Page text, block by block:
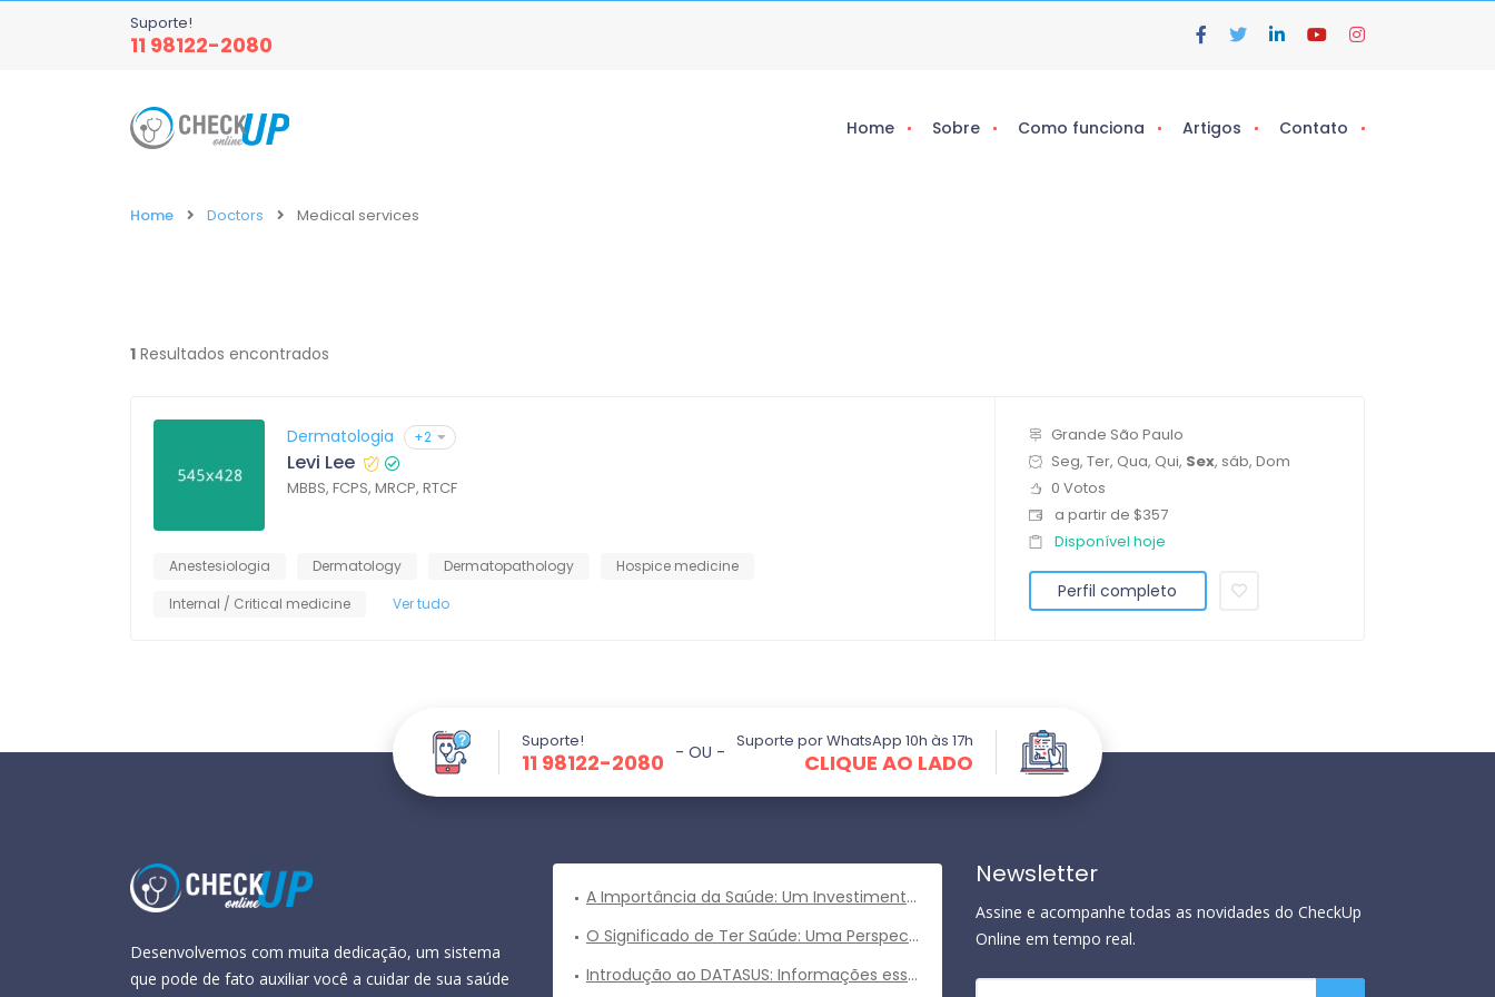
Suporte!
11 98122-2080
Home Sobre Como funciona Artigos Contato
Home Doctors Medical services
1 Resultados encontrados
Dermatologia +2
Levi Lee
MBBS, FCPS, MRCP, RTCF
Anestesiologia Dermatology Dermatopathology
Hospice medicine
Internal / Critical medicine
Ver tudo
Grande São Paulo
Seg, Ter, Qua, Qui, Sex, sáb, Dom
0 Votos
a partir de $357
Disponível hoje
Perfil completo
Suporte!
11 98122-2080
Suporte por WhatsApp 10h às 17h
CLIQUE AO LADO
- OU -
Desenvolvemos com muita dedicação, um sistema
que pode de fato auxiliar você a cuidar de sua saúde
A Importância da Saúde: Um Investimento Valioso para uma Vida Plena
O Significado de Ter Saúde: Uma Perspectiva Abrangente
Introdução ao DATASUS: Informações essenciais sobre o sistema de informações em saúde do Brasil
Newsletter
Assine e acompanhe todas as novidades do CheckUp
Online em tempo real.